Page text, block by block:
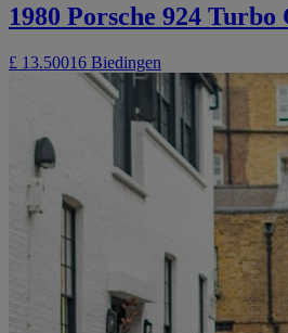
1980 Porsche 924 Turbo
£ 13.50016 Biedingen